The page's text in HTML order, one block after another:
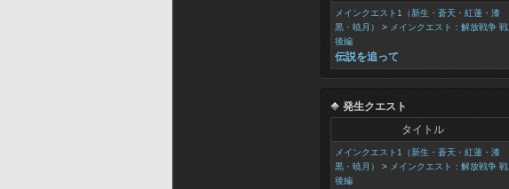
メインクエスト1（新生・蒼天・紅蓮・漆
黒・暁月）
> メインクエスト：解放戦争 戦
後編
伝説を追って
発生クエスト
タイトル
メインクエスト1（新生・蒼天・紅蓮・漆
黒・暁月）
> メインクエスト：解放戦争 戦
後編